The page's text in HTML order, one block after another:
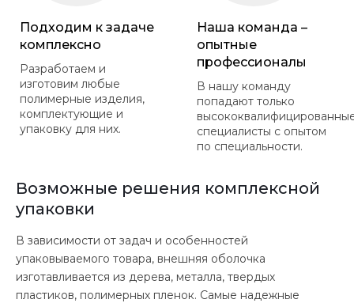
Подходим к задаче
комплексно
Разработаем и
изготовим любые
полимерные изделия,
комплектующие и
упаковку для них.
Наша команда –
опытные
профессионалы
В нашу команду
попадают только
специалисты с опытом
по специальности.
Возможные решения комплексной
упаковки
В зависимости от задач и особенностей
упаковываемого товара, внешняя оболочка
изготавливается из дерева, металла, твердых
пластиков, полимерных пленок. Самые надежные